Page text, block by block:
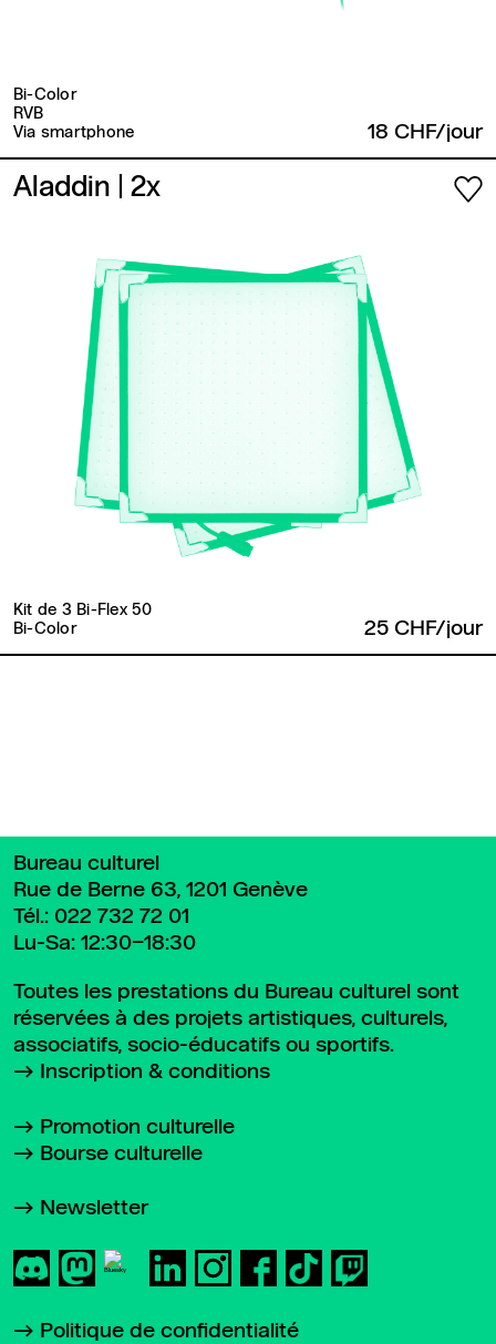
Bi-Color
RVB
Via smartphone
18 CHF/jour
Aladdin | 2x
Kit de 3 Bi-Flex 50
Bi-Color
25 CHF/jour
Retour en haut de page
Bureau culturel
Rue de Berne 63, 1201 Genève
Tél.: 022 732 72 01
Lu-Sa: 12:30–18:30
Toutes les prestations du Bureau culturel sont
réservées à des projets artistiques, culturels,
associatifs, socio-éducatifs ou sportifs.
Inscription & conditions
Promotion culturelle
Bourse culturelle
Newsletter
Politique de confidentialité